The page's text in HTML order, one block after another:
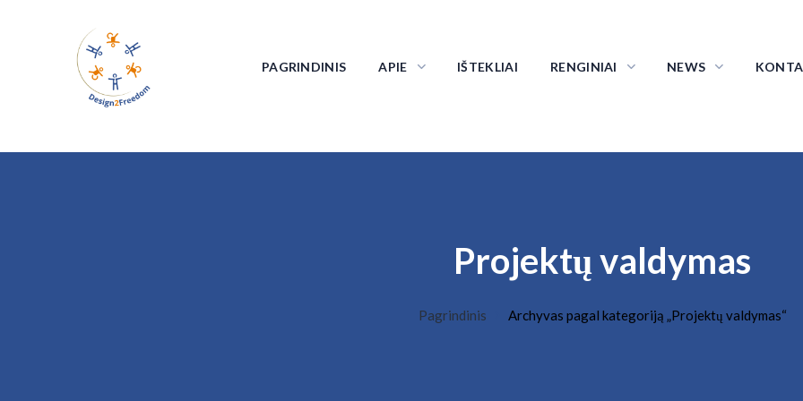
PAGRINDINIS APIE IŠTEKLIAI RENGINIAI NEWS
Projektų valdymas
Pagrindinis Archyvas pagal kategoriją „Projektų valdymas“